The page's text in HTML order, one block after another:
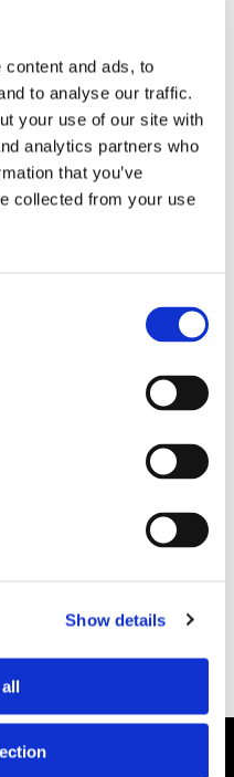
and ads, to
to analyse our traffic.
your use of our site with
analytics partners who
that you’ve
collected from your use
Show details
isbrytande
från